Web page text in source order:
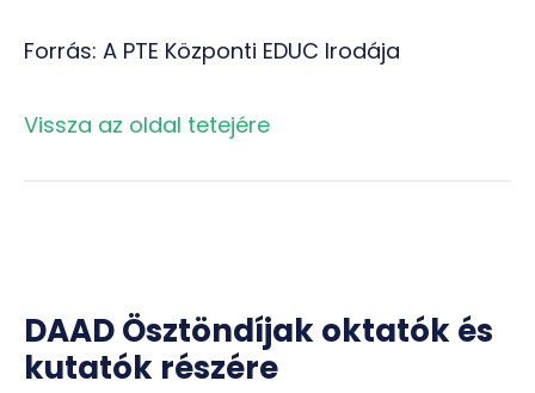
Forrás: A PTE Központi EDUC Irodája
Vissza az oldal tetejére
DAAD Ösztöndíjak oktatók és
kutatók részére